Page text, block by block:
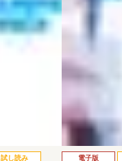
試し読み 電子版